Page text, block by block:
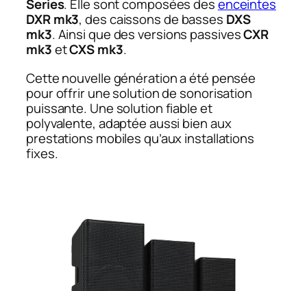
Series. Elle sont composées desenceintes
DXR mk3, des caissons de basses DXS
mk3. Ainsi que des versions passivesCXR
mk3etCXS mk3.
Cette nouvelle génération a été pensée
pour offrir une solution de sonorisation
puissante. Une solution fiable et
polyvalente, adaptée aussi bien aux
prestations mobiles qu’aux installations
fixes.